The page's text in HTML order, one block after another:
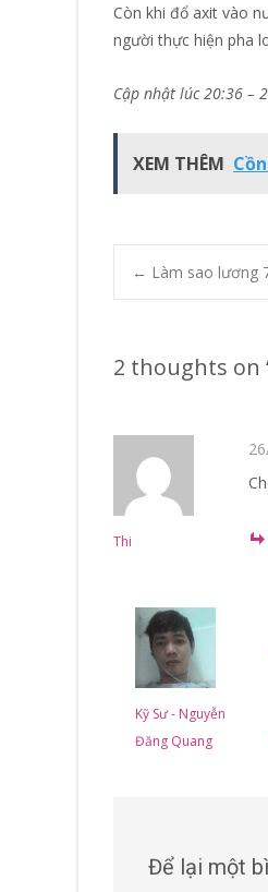
Còn khi đổ axit vào
người thực hiện pha
Cập nhật lúc 20:36 –
XEM THÊM
Post
← Làm sao lương
2 thoughts on
Thi
Kỹ Sư - Nguyễn
Đăng Quang
Để lại một